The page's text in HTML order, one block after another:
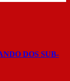
DOS SUB-